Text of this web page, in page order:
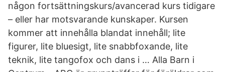
någon fortsättningskurs/avancerad kurs tidigare
– eller har motsvarande kunskaper. Kursen
kommer att innehålla blandat innehåll; lite
figurer, lite bluesigt, lite snabbfoxande, lite
teknik, lite tangofox och dans i … Alla Barn i